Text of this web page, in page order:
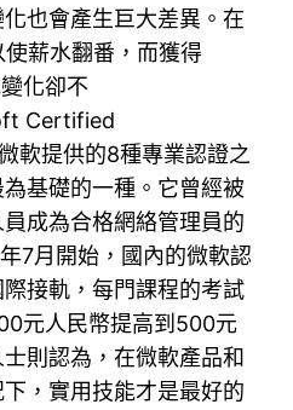
也會產生巨大差異。在
薪水翻番，而獲得
化卻不
Certified
軟提供的8種專業認證之
基礎的一種。它曾經被
成為合格網絡管理員的
7月開始，國內的微軟認
接軌，每門課程的考試
元人民幣提高到500元
則認為，在微軟產品和
，實用技能才是最好的